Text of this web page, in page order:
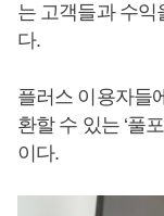
는 고객들과 수익
다.
플러스 이용자들
환할 수 있는 ‘풀
이다.